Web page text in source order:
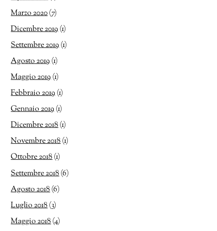
Marzo 2020(7)
Dicembre 2019(1)
Settembre 2019(1)
Agosto 2019(1)
Maggio 2019(1)
Febbraio 2019(1)
Gennaio 2019(1)
Dicembre 2018(1)
Novembre 2018(1)
Ottobre 2018(1)
Settembre 2018(6)
Agosto 2018(6)
Luglio 2018(3)
Maggio 2018(4)